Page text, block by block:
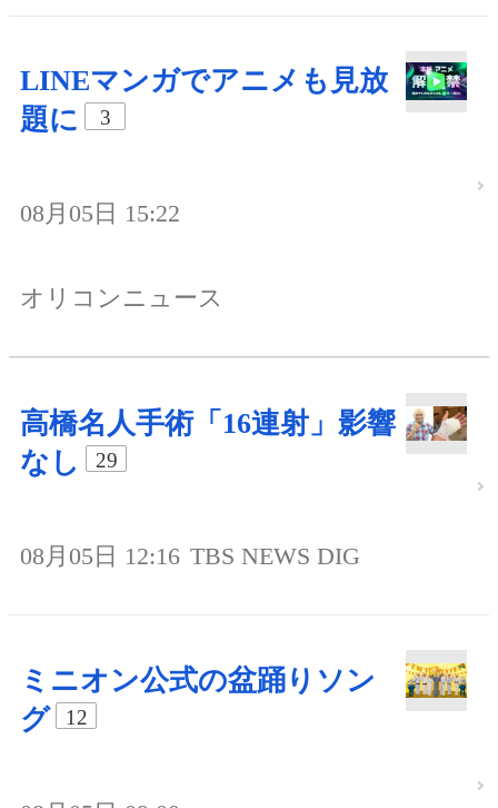
LINEマンガでアニメも見放
題に
3
08月05日 15:22
オリコンニュース
高橋名人手術「16連射」影響
なし
29
08月05日 12:16 TBS NEWS DIG
ミニオン公式の盆踊りソン
グ
12